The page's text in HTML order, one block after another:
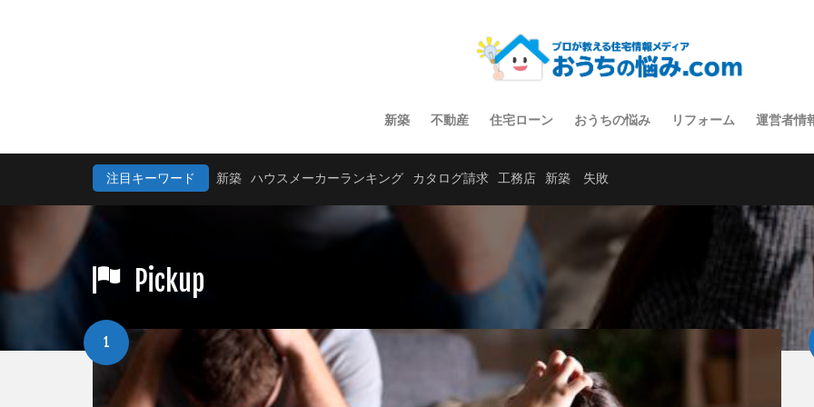
新築 不動産 住宅ローン おうちの悩み リフォーム 運営者情
注目キーワード 新築 ハウスメーカーランキング カタログ請求 工務店 新築 失敗
Pickup